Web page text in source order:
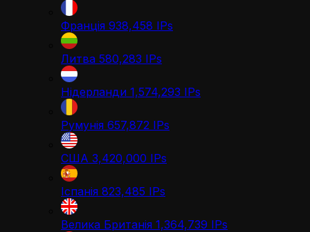
Франція 938,458 IPs
Литва 580,283 IPs
Нідерланди 1,574,293 IPs
Румунія 657,872 IPs
США 3,420,000 IPs
Іспанія 823,485 IPs
Велика Британія 1,364,739 IPs